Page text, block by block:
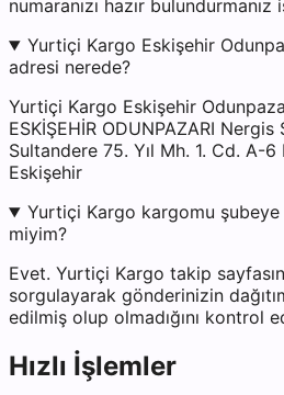
numaranızı hazır bulundurmanız
Yurtiçi Kargo Eskişehir
adresi nerede?
Yurtiçi Kargo Eskişehir
ESKİŞEHİR ODUNPAZARI
Sultandere 75. Yıl Mh. 1. Cd. A-
Eskişehir
Yurtiçi Kargo kargomu
miyim?
Evet. Yurtiçi Kargo takip
sorgulayarak gönderinizin
edilmiş olup olmadığını kontrol
Hızlı İşlemler